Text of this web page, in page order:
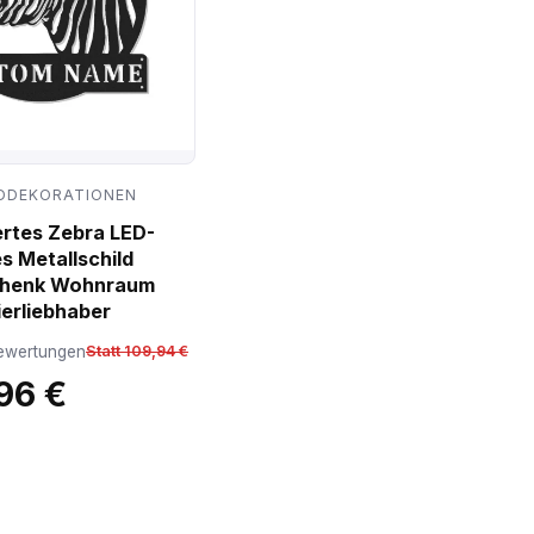
Zebra LED-
Metallschild
Wohnraum
Statt 109,94 €
€